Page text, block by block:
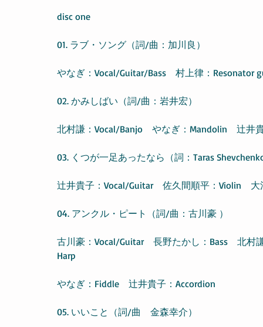
disc one
01. ラブ・ソング（詞/曲：加川良）
やなぎ：Vocal/Guitar/Bass　村上律：Resonator
02. かみしばい（詞/曲：岩井宏）
北村謙：Vocal/Banjo　やなぎ：Mandolin　辻井
03. くつが一足あったなら（詞：Taras
辻井貴子：Vocal/Guitar　佐久間順平：Violin　
04. アンクル・ピート（詞/曲：古川豪 ）
古川豪：Vocal/Guitar　長野たかし：Bass　北
Harp
やなぎ：Fiddle　辻井貴子：Accordion
05. いいこと（詞/曲　金森幸介）